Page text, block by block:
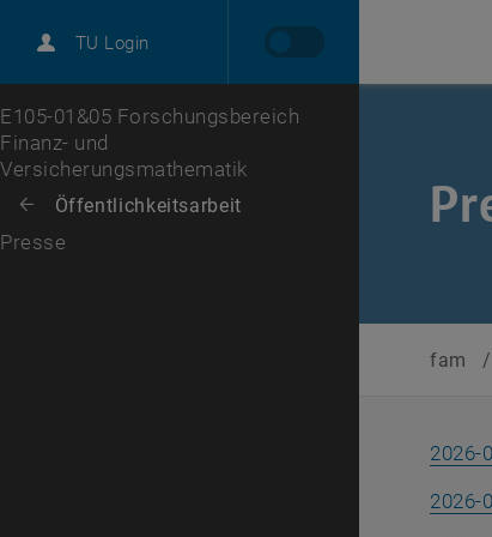
TU Login
Karriere
Zur 1. Menü Ebene
E105-01&05 Forschungsbereich
Finanz- und
Versicherungsmathematik
Zurück: Subseiten von Öffentlichkeitsarbeit auflisten
Zurück zur letzten Ebene:
Öffentlichkeitsarbeit
Presse
fam /
2026-
2026-